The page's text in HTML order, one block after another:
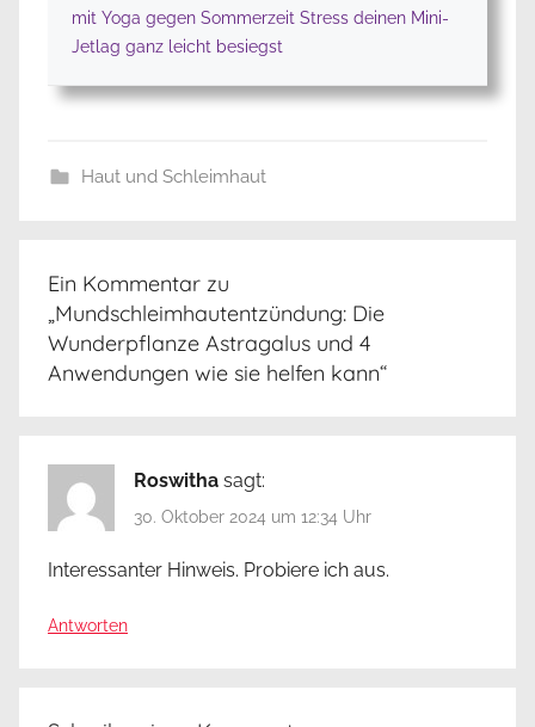
mit Yoga gegen Sommerzeit Stress deinen Mini-
Jetlag ganz leicht besiegst
Haut und Schleimhaut
p
e
n
Ein Kommentar zu
„Mundschleimhautentzündung: Die
Wunderpflanze Astragalus und 4
Anwendungen wie sie helfen kann“
Roswitha sagt:
30. Oktober 2024 um 12:34 Uhr
Interessanter Hinweis. Probiere ich aus.
Antworten